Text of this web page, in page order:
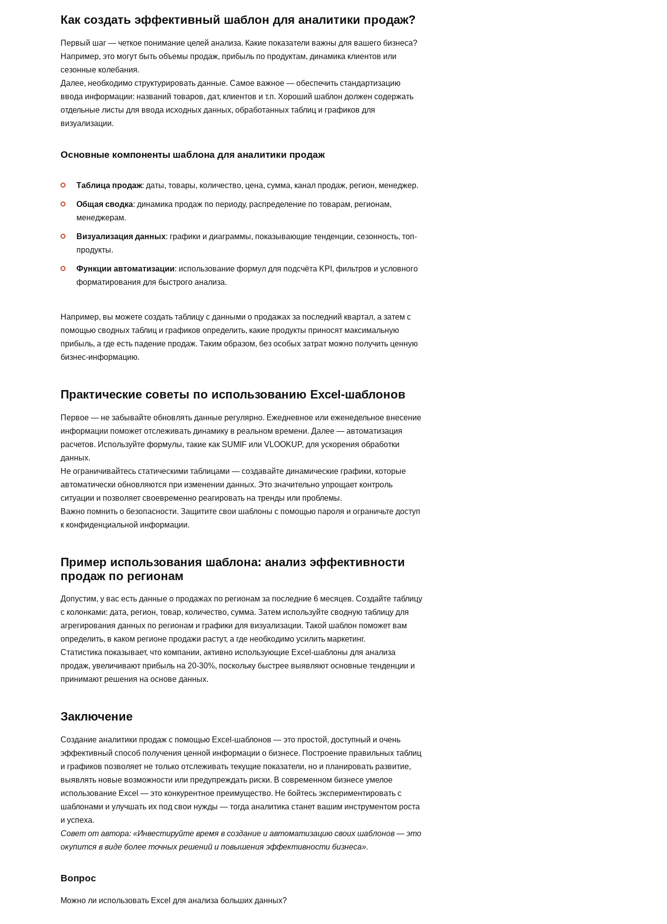
Как создать эффективный шаблон для аналитики продаж?
Первый шаг — четкое понимание целей анализа. Какие показатели важны для вашего бизнеса?
Например, это могут быть объемы продаж, прибыль по продуктам, динамика клиентов или
сезонные колебания.
Далее, необходимо структурировать данные. Самое важное — обеспечить стандартизацию
ввода информации: названий товаров, дат, клиентов и т.п. Хороший шаблон должен содержать
отдельные листы для ввода исходных данных, обработанных таблиц и графиков для
визуализации.
Основные компоненты шаблона для аналитики продаж
Таблица продаж: даты, товары, количество, цена, сумма, канал продаж, регион, менеджер.
Общая сводка: динамика продаж по периоду, распределение по товарам, регионам,
менеджерам.
Визуализация данных: графики и диаграммы, показывающие тенденции, сезонность, топ-
продукты.
Функции автоматизации: использование формул для подсчёта KPI, фильтров и условного
форматирования для быстрого анализа.
Например, вы можете создать таблицу с данными о продажах за последний квартал, а затем с
помощью сводных таблиц и графиков определить, какие продукты приносят максимальную
прибыль, а где есть падение продаж. Таким образом, без особых затрат можно получить ценную
бизнес-информацию.
Практические советы по использованию Excel-шаблонов
Первое — не забывайте обновлять данные регулярно. Ежедневное или еженедельное внесение
информации поможет отслеживать динамику в реальном времени. Далее — автоматизация
расчетов. Используйте формулы, такие как SUMIF или VLOOKUP, для ускорения обработки
данных.
Не ограничивайтесь статическими таблицами — создавайте динамические графики, которые
автоматически обновляются при изменении данных. Это значительно упрощает контроль
ситуации и позволяет своевременно реагировать на тренды или проблемы.
Важно помнить о безопасности. Защитите свои шаблоны с помощью пароля и ограничьте доступ
к конфиденциальной информации.
Пример использования шаблона: анализ эффективности
продаж по регионам
Допустим, у вас есть данные о продажах по регионам за последние 6 месяцев. Создайте таблицу
с колонками: дата, регион, товар, количество, сумма. Затем используйте сводную таблицу для
агрегирования данных по регионам и графики для визуализации. Такой шаблон поможет вам
определить, в каком регионе продажи растут, а где необходимо усилить маркетинг.
Статистика показывает, что компании, активно использующие Excel-шаблоны для анализа
продаж, увеличивают прибыль на 20-30%, поскольку быстрее выявляют основные тенденции и
принимают решения на основе данных.
Заключение
Создание аналитики продаж с помощью Excel-шаблонов — это простой, доступный и очень
эффективный способ получения ценной информации о бизнесе. Построение правильных таблиц
и графиков позволяет не только отслеживать текущие показатели, но и планировать развитие,
выявлять новые возможности или предупреждать риски. В современном бизнесе умелое
использование Excel — это конкурентное преимущество. Не бойтесь экспериментировать с
шаблонами и улучшать их под свои нужды — тогда аналитика станет вашим инструментом роста
и успеха.
Совет от автора: «Инвестируйте время в создание и автоматизацию своих шаблонов — это
окупится в виде более точных решений и повышения эффективности бизнеса».
Вопрос
Можно ли использовать Excel для анализа больших данных?